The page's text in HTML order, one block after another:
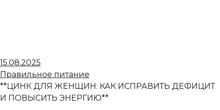
15.08.2025
Правильное питание
**ЦИНК ДЛЯ ЖЕНЩИН: КАК ИСПРАВИТЬ ДЕФИЦИТ
И ПОВЫСИТЬ ЭНЕРГИЮ**